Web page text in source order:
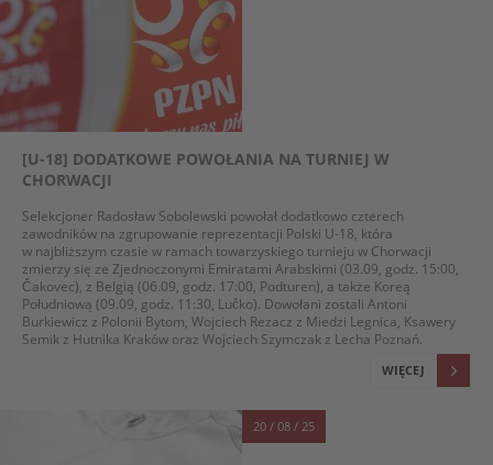
[U-18] DODATKOWE POWOŁANIA NA TURNIEJ W
CHORWACJI
Selekcjoner Radosław Sobolewski powołał dodatkowo czterech
zawodników na zgrupowanie reprezentacji Polski U-18, która
w najbliższym czasie w ramach towarzyskiego turnieju w Chorwacji
zmierzy się ze Zjednoczonymi Emiratami Arabskimi (03.09, godz. 15:00,
Čakovec), z Belgią (06.09, godz. 17:00, Podturen), a także Koreą
Południową (09.09, godz. 11:30, Lučko). Dowołani zostali Antoni
Burkiewicz z Polonii Bytom, Wojciech Rezacz z Miedzi Legnica, Ksawery
Semik z Hutnika Kraków oraz Wojciech Szymczak z Lecha Poznań.
WIĘCEJ
20 / 08 / 25